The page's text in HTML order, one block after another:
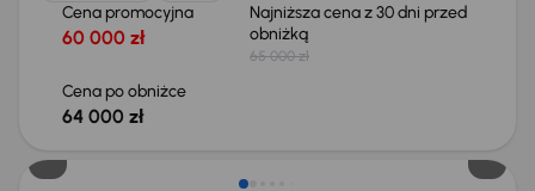
Cena promocyjna
60 000 zł
Najniższa cena z 30 dni przed
obniżką
65 000 zł
Cena po obniżce
64 000 zł
Taniej o 1 500 zł